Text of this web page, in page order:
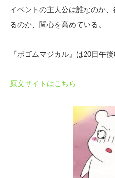
イベントの主人公は誰なのか
るのか、関心を高めている。
『ボゴムマジカル』は20日午
原文サイトはこちら